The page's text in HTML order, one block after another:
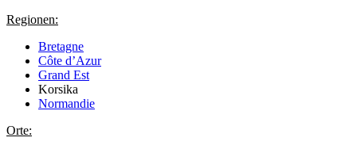
Regionen:
Bretagne
Côte d’Azur
Grand Est
Korsika
Normandie
Orte: